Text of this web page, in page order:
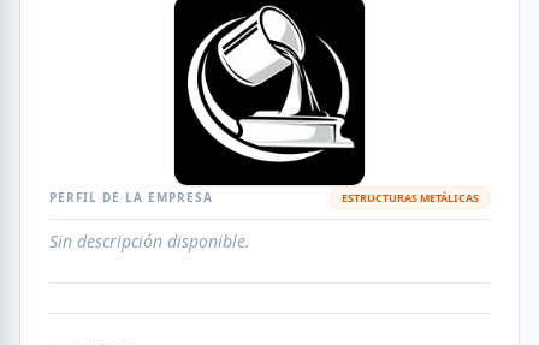
PERFIL DE LA EMPRESA ESTRUCTURAS METÁLICAS
Sin descripción disponible.